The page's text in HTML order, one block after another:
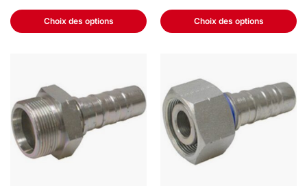
Choix des options Choix des options